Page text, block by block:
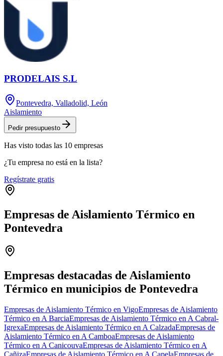
PRODELAIS S.L
Pontevedra, Valladolid, León
Aislamiento
Pedir presupuesto
Has visto todas las 10 empresas
¿Tu empresa no está en la lista?
Regístrate gratis
Empresas de Aislamiento Térmico en
Pontevedra
−
Empresas destacadas de Aislamiento
Térmico en municipios de Pontevedra
Empresas de Aislamiento Térmico en VigoEmpresas de Aislamiento
Térmico en A BarciaEmpresas de Aislamiento Térmico en A Cabral-
IgrexaEmpresas de Aislamiento Térmico en A CalzadaEmpresas de
Aislamiento Térmico en A CamboaEmpresas de Aislamiento
Térmico en A CanicouvaEmpresas de Aislamiento Térmico en A